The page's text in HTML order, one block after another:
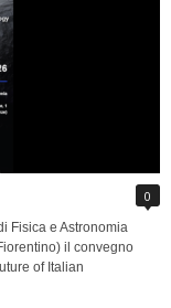
0
Fisica e Astronomia
il convegno
of Italian